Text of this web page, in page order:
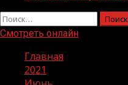
Найти:
Смотреть онлайн
Главная
2021